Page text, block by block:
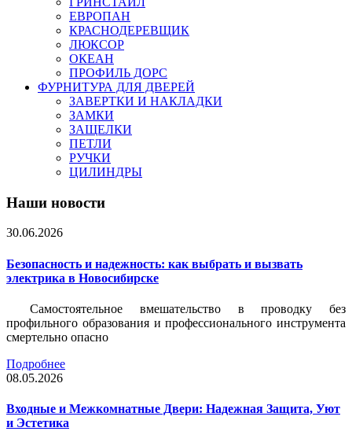
ЕВРОПАН
КРАСНОДЕРЕВЩИК
ЛЮКСОР
ОКЕАН
ПРОФИЛЬ ДОРС
ФУРНИТУРА ДЛЯ ДВЕРЕЙ
ЗАВЕРТКИ И НАКЛАДКИ
ЗАМКИ
ЗАЩЕЛКИ
ПЕТЛИ
РУЧКИ
ЦИЛИНДРЫ
Наши новости
30.06.2026
Безопасность и надежность: как выбрать и вызвать
электрика в Новосибирске
Самостоятельное вмешательство в проводку без
профильного образования и профессионального инструмента
смертельно опасно
Подробнее
08.05.2026
Входные и Межкомнатные Двери: Надежная Защита, Уют
и Эстетика